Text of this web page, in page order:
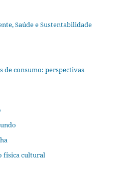
Saúde e Sustentabilidade
consumo: perspectivas
física cultural